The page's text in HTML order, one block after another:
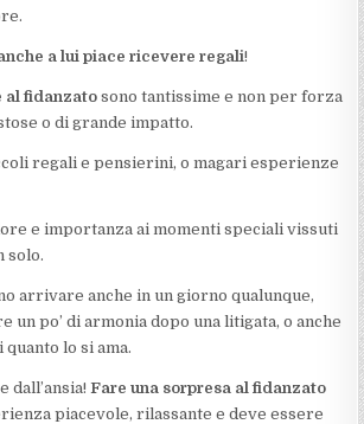
a lui piace ricevere regali!
al fidanzato sono tantissime e non per forza
o di grande impatto.
regali e pensierini, o magari esperienze
e importanza ai momenti speciali vissuti
solo.
arrivare anche in un giorno qualunque,
po’ di armonia dopo una litigata, o anche
lo si ama.
dall’ansia!Fare una sorpresa al fidanzato
piacevole, rilassante e deve essere